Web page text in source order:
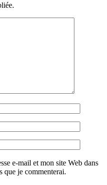
e-mail et mon site Web dans
que je commenterai.